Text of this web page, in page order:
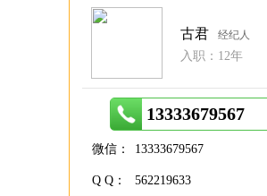
古君 经纪人
入职：12年
13333679567
微信： 13333679567
Q Q： 562219633